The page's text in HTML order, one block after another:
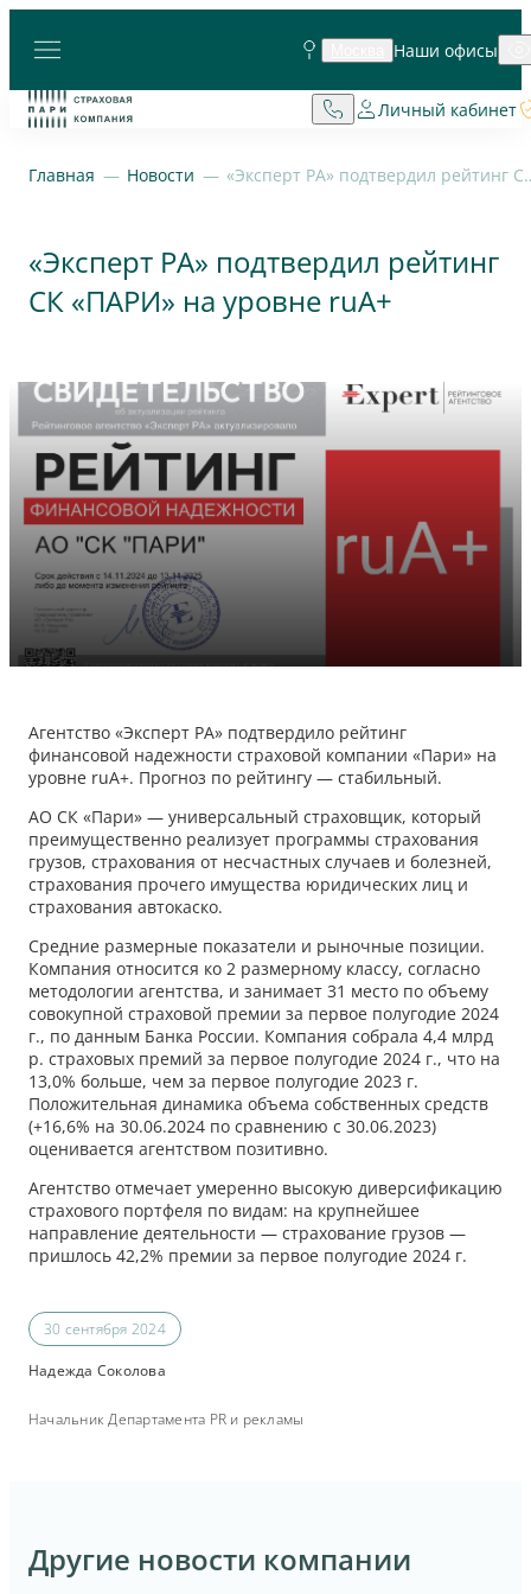
Наши офисы
Личный кабинет
Главная Новости «Эксперт РА»
«Эксперт РА» подтвердил рейтинг
СК «ПАРИ» на уровне ruА+
Агентство «Эксперт РА» подтвердило рейтинг
финансовой надежности страховой компании «Пари» на
уровне ruА+. Прогноз по рейтингу — стабильный.
АО СК «Пари» — универсальный страховщик, который
преимущественно реализует программы страхования
грузов, страхования от несчастных случаев и болезней,
страхования прочего имущества юридических лиц и
страхования автокаско.
Средние размерные показатели и рыночные позиции.
Компания относится ко 2 размерному классу, согласно
методологии агентства, и занимает 31 место по объему
совокупной страховой премии за первое полугодие 2024
г., по данным Банка России. Компания собрала 4,4 млрд
р. страховых премий за первое полугодие 2024 г., что на
13,0% больше, чем за первое полугодие 2023 г.
Положительная динамика объема собственных средств
(+16,6% на 30.06.2024 по сравнению с 30.06.2023)
оценивается агентством позитивно.
Агентство отмечает умеренно высокую диверсификацию
страхового портфеля по видам: на крупнейшее
направление деятельности — страхование грузов —
пришлось 42,2% премии за первое полугодие 2024 г.
30 сентября 2024
Надежда Соколова
Начальник Департамента PR и рекламы
Другие новости компании